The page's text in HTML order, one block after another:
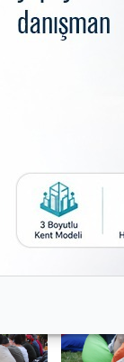
Konseyi
Proje
Günleri
ve Genel